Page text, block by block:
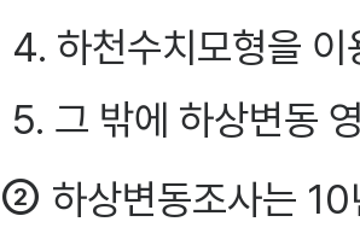
4. 하천수치모형을
5. 그 밖에 하상변동
② 하상변동조사는